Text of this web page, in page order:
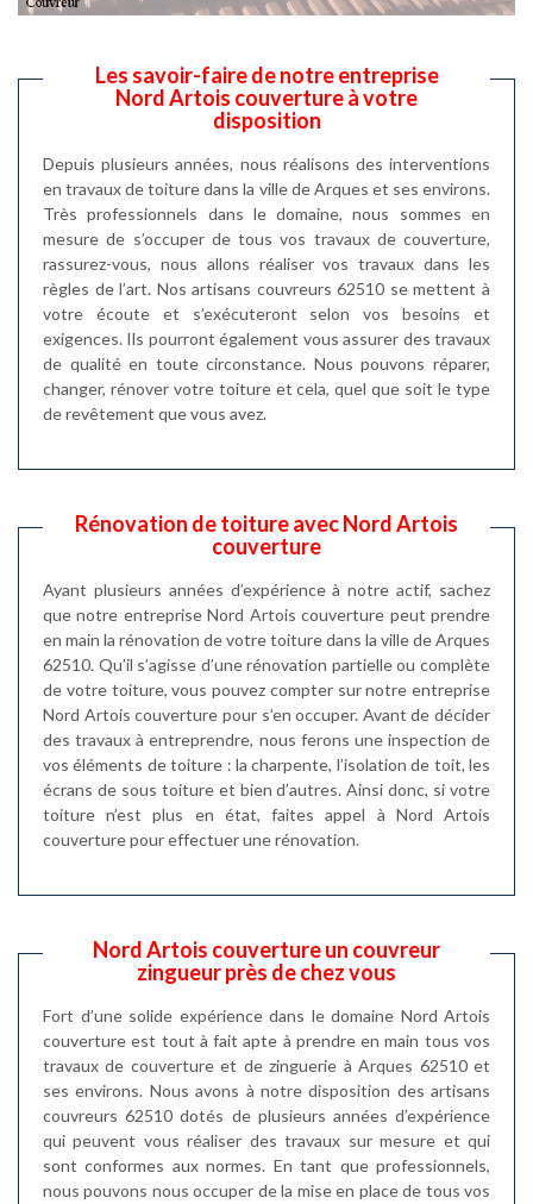
Les savoir-faire de notre entreprise
Nord Artois couverture à votre
disposition
Depuis plusieurs années, nous réalisons des interventions
en travaux de toiture dans la ville de Arques et ses environs.
Très professionnels dans le domaine, nous sommes en
mesure de s’occuper de tous vos travaux de couverture,
rassurez-vous, nous allons réaliser vos travaux dans les
règles de l’art. Nos artisans couvreurs 62510 se mettent à
votre écoute et s’exécuteront selon vos besoins et
exigences. Ils pourront également vous assurer des travaux
de qualité en toute circonstance. Nous pouvons réparer,
changer, rénover votre toiture et cela, quel que soit le type
de revêtement que vous avez.
Rénovation de toiture avec Nord Artois
couverture
Ayant plusieurs années d’expérience à notre actif, sachez
que notre entreprise Nord Artois couverture peut prendre
en main la rénovation de votre toiture dans la ville de Arques
62510. Qu’il s’agisse d’une rénovation partielle ou complète
de votre toiture, vous pouvez compter sur notre entreprise
Nord Artois couverture pour s’en occuper. Avant de décider
des travaux à entreprendre, nous ferons une inspection de
vos éléments de toiture : la charpente, l’isolation de toit, les
écrans de sous toiture et bien d’autres. Ainsi donc, si votre
toiture n’est plus en état, faites appel à Nord Artois
couverture pour effectuer une rénovation.
Nord Artois couverture un couvreur
zingueur près de chez vous
Fort d’une solide expérience dans le domaine Nord Artois
couverture est tout à fait apte à prendre en main tous vos
travaux de couverture et de zinguerie à Arques 62510 et
ses environs. Nous avons à notre disposition des artisans
couvreurs 62510 dotés de plusieurs années d’expérience
qui peuvent vous réaliser des travaux sur mesure et qui
sont conformes aux normes. En tant que professionnels,
nous pouvons nous occuper de la mise en place de tous vos